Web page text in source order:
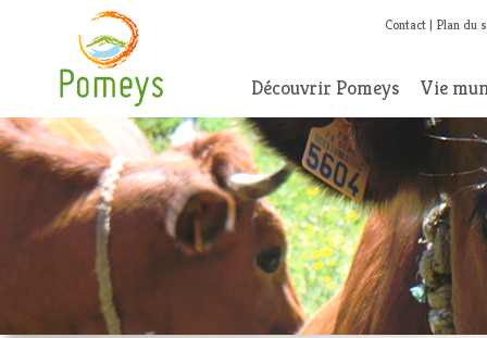
Contact Plan du
Découvrir Pomeys Vie